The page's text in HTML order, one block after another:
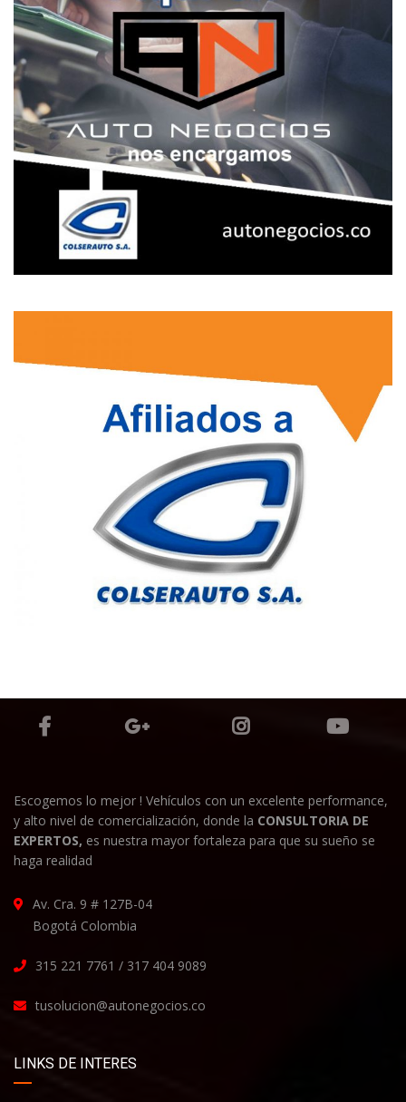
Escogemos lo mejor ! Vehículos con un excelente performance,
y alto nivel de comercialización, donde la CONSULTORIA DE
EXPERTOS, es nuestra mayor fortaleza para que su sueño se
haga realidad
Av. Cra. 9 # 127B-04
Bogotá Colombia
315 221 7761 / 317 404 9089
tusolucion@autonegocios.co
LINKS DE INTERES